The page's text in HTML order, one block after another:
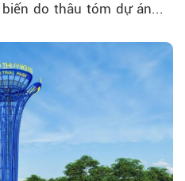
do thâu tóm dự án...